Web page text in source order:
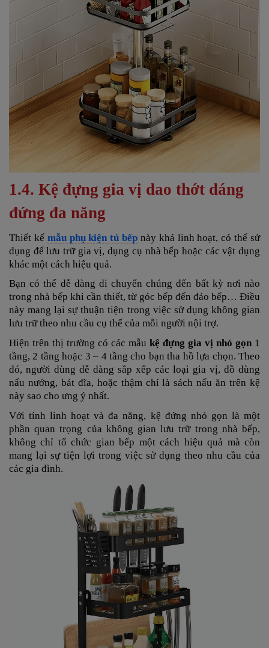
1.4. Kệ đựng gia vị dao thớt dáng
đứng đa năng
Thiết kế mẫu phụ kiện tủ bếp này khá linh hoạt, có thể sử
dụng để lưu trữ gia vị, dụng cụ nhà bếp hoặc các vật dụng
khác một cách hiệu quả.
Bạn có thể dễ dàng di chuyển chúng đến bất kỳ nơi nào
trong nhà bếp khi cần thiết, từ góc bếp đến đảo bếp… Điều
này mang lại sự thuận tiện trong việc sử dụng không gian
lưu trữ theo nhu cầu cụ thể của mỗi người nội trợ.
Hiện trên thị trường có các mẫu kệ đựng gia vị nhỏ gọn 1
tầng, 2 tầng hoặc 3 – 4 tầng cho bạn tha hồ lựa chọn. Theo
đó, người dùng dễ dàng sắp xếp các loại gia vị, đồ dùng
nấu nướng, bát đĩa, hoặc thậm chí là sách nấu ăn trên kệ
này sao cho ưng ý nhất.
Với tính linh hoạt và đa năng, kệ đứng nhỏ gọn là một
phần quan trọng của không gian lưu trữ trong nhà bếp,
không chỉ tổ chức gian bếp một cách hiệu quả mà còn
mang lại sự tiện lợi trong việc sử dụng theo nhu cầu của
các gia đình.